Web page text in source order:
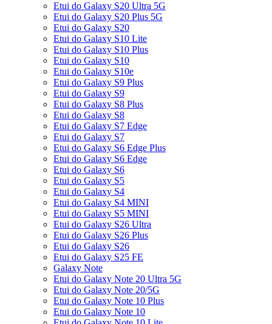
Etui do Galaxy S20 Ultra 5G
Etui do Galaxy S20 Plus 5G
Etui do Galaxy S20
Etui do Galaxy S10 Lite
Etui do Galaxy S10 Plus
Etui do Galaxy S10
Etui do Galaxy S10e
Etui do Galaxy S9 Plus
Etui do Galaxy S9
Etui do Galaxy S8 Plus
Etui do Galaxy S8
Etui do Galaxy S7 Edge
Etui do Galaxy S7
Etui do Galaxy S6 Edge Plus
Etui do Galaxy S6 Edge
Etui do Galaxy S6
Etui do Galaxy S5
Etui do Galaxy S4
Etui do Galaxy S4 MINI
Etui do Galaxy S5 MINI
Etui do Galaxy S26 Ultra
Etui do Galaxy S26 Plus
Etui do Galaxy S26
Etui do Galaxy S25 FE
Galaxy Note
Etui do Galaxy Note 20 Ultra 5G
Etui do Galaxy Note 20/5G
Etui do Galaxy Note 10 Plus
Etui do Galaxy Note 10